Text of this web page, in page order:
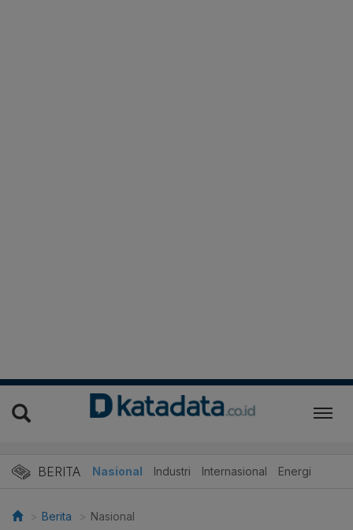
BERITA Nasional Industri Internasional Energi
Berita Nasional